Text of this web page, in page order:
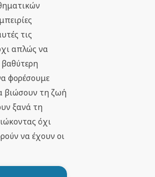
τις
απλώς να
φορέσουμε
βιώσουν τη ζωή
ξανά τη
όχι
να έχουν οι